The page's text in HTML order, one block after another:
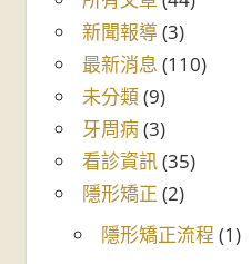
新聞報導(3)
最新消息 (110)
未分類(9)
牙周病(3)
看診資訊(35)
隱形矯正 (2)
隱形矯正流程 (1)